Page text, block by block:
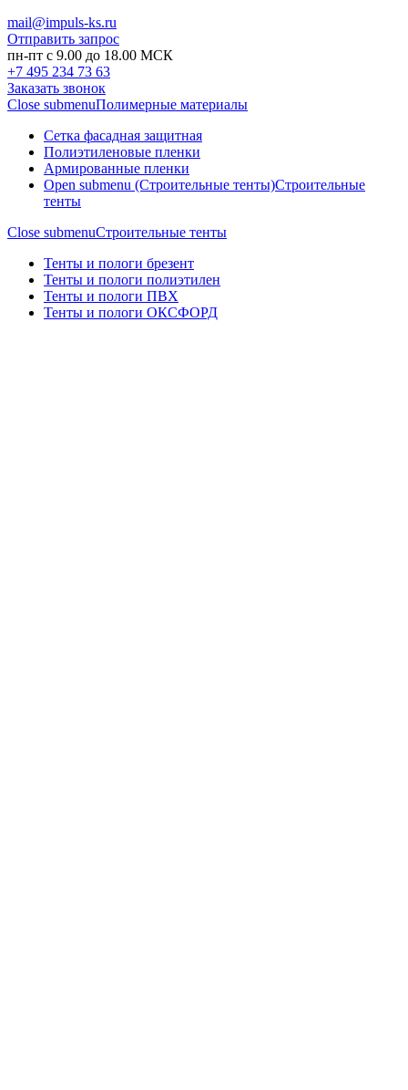
mail@impuls-ks.ru
Отправить запрос
пн-пт с 9.00 до 18.00 МСК
+7 495 234 73 63
Заказать звонок
Close submenuПолимерные материалы
Сетка фасадная защитная
Полиэтиленовые пленки
Армированные пленки
Open submenu (Строительные тенты)Строительные
тенты
Close submenuСтроительные тенты
Тенты и пологи брезент
Тенты и пологи полиэтилен
Тенты и пологи ПВХ
Тенты и пологи ОКСФОРД